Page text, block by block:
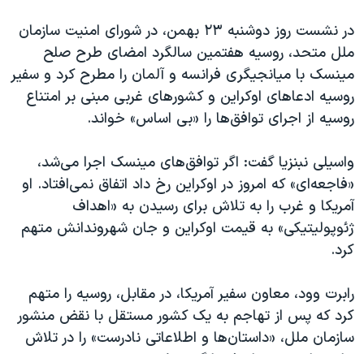
در نشست روز دوشنبه ۲۳ بهمن، در شورای امنیت سازمان
ملل متحد، روسیه هفتمین سالگرد امضای طرح صلح
مینسک با میانجیگری فرانسه و آلمان را مطرح کرد و سفیر
روسیه ادعاهای اوکراین و کشورهای غربی مبنی بر امتناع
روسیه از اجرای توافق‌ها را «بی اساس» خواند.
واسیلی نبنزیا گفت: اگر توافق‌های مینسک اجرا می‌شد،
«فاجعه‌ای» که امروز در اوکراین رخ داد اتفاق نمی‌افتاد. او
آمریکا و غرب را به تلاش برای رسیدن به «اهداف
ژئوپولیتیکی» به قیمت اوکراین و جان شهروندانش متهم
کرد.
رابرت وود، معاون سفیر آمریکا، در مقابل، روسیه را متهم
کرد که پس از تهاجم به یک کشور مستقل با نقض منشور
سازمان ملل، «داستان‌ها و اطلاعاتی نادرست» را در تلاش